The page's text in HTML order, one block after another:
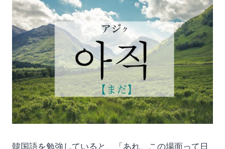
韓国語を勉強していると、「あれ、この場面って日